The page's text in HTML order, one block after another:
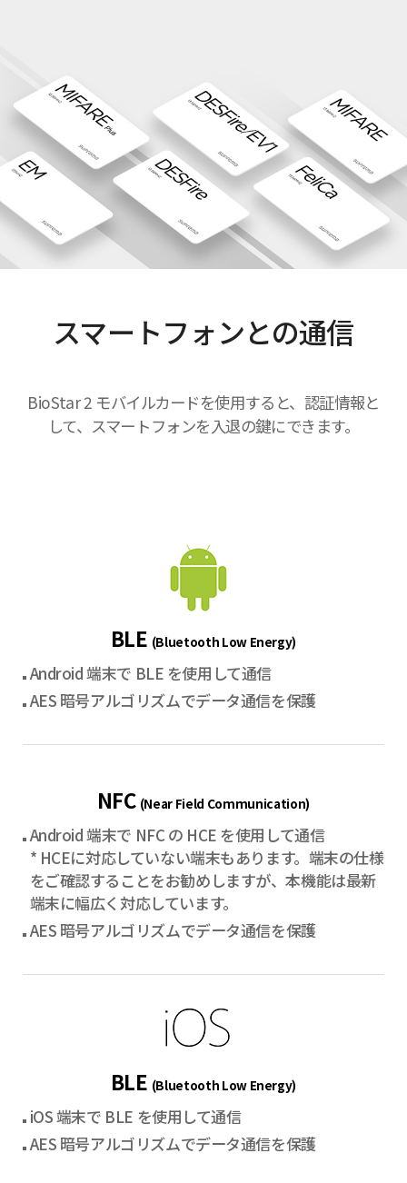
スマートフォンとの通信
BioStar 2 モバイルカードを使用すると、認証情報と
して、スマートフォンを入退の鍵にできます。
BLE (Bluetooth Low Energy)
Android 端末で BLE を使用して通信
AES 暗号アルゴリズムでデータ通信を保護
NFC (Near Field Communication)
Android 端末で NFC の HCE を使用して通信
* HCEに対応していない端末もあります。端末の仕様
をご確認することをお勧めしますが、本機能は最新
端末に幅広く対応しています。
AES 暗号アルゴリズムでデータ通信を保護
BLE (Bluetooth Low Energy)
iOS 端末で BLE を使用して通信
AES 暗号アルゴリズムでデータ通信を保護